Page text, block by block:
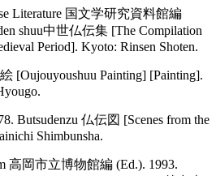
Literature 国文学研究資料館編
shuu中世仏伝集 [The Compilation
Period]. Kyoto: Rinsen Shoten.
[Oujouyoushuu Painting] [Painting].
Butsudenzu 仏伝図 [Scenes from the
Shimbunsha.
高岡市立博物館編 (Ed.). 1993.